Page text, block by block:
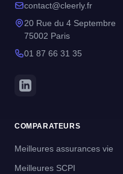
contact@cleerly.fr
20 Rue du 4 Septembre
75002 Paris
01 87 66 31 35
COMPARATEURS
Meilleures assurances vie
Meilleures SCPI